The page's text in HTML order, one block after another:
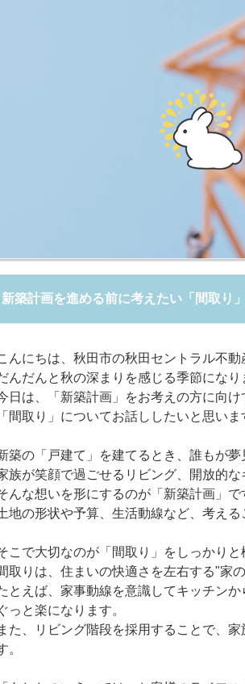
新築計画を進める前に考えたい「間取り
んにちは、秋田市の秋田セントラル不動
んだんと秋の深まりを感じる季節になり
日は、「新築計画」をお考えの方に向
「間取り」についてお話ししたいと思いま
築の「戸建て」を建てるとき、誰もが夢
族が笑顔で過ごせるリビング、開放的
んな想いを形にするのが「新築計画」
地の形状や予算、生活動線など、考える
こで大切なのが「間取り」をしっかりと
取りは、住まいの快適さを左右する"家
とえば、家事動線を意識してキッチン
っと楽になります。
た、リビング階段を採用することで、
。